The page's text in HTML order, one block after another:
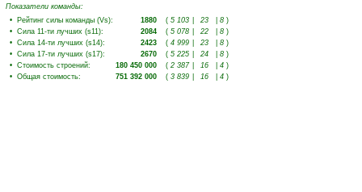
Показатели команды:
• Рейтинг силы команды (Vs): 1880 ( 5 103 23 8 )
• Сила 11-ти лучших (s11): 2084 ( 5 078 22 8 )
• Сила 14-ти лучших (s14): 2423 ( 4 999 23 8 )
• Сила 17-ти лучших (s17): 2670 ( 5 225 24 8 )
• Стоимость строений: 180 450 000 ( 2 387 16 4 )
• Общая стоимость: 751 392 000 ( 3 839 16 4 )